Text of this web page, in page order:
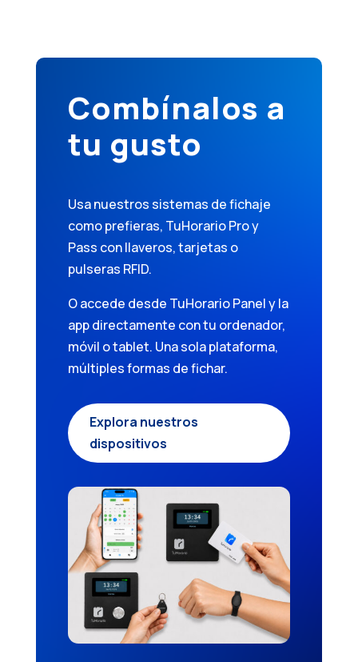
Combínalos a
tu gusto
Usa nuestros sistemas de fichaje
como prefieras, TuHorario Pro y
Pass con llaveros, tarjetas o
pulseras RFID.
O accede desde TuHorario Panel y la
app directamente con tu ordenador,
móvil o tablet. Una sola plataforma,
múltiples formas de fichar.
Explora nuestros
dispositivos